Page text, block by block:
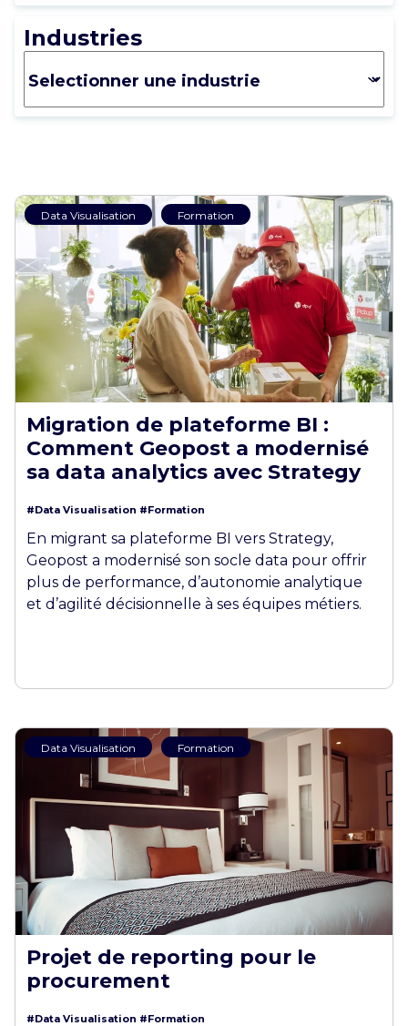
Industries
Data Visualisation Formation
Migration de plateforme BI :
Comment Geopost a modernisé
sa data analytics avec Strategy
#Data Visualisation #Formation
En migrant sa plateforme BI vers Strategy,
Geopost a modernisé son socle data pour offrir
plus de performance, d’autonomie analytique
et d’agilité décisionnelle à ses équipes métiers.
Data Visualisation Formation
Projet de reporting pour le
procurement
#Data Visualisation #Formation